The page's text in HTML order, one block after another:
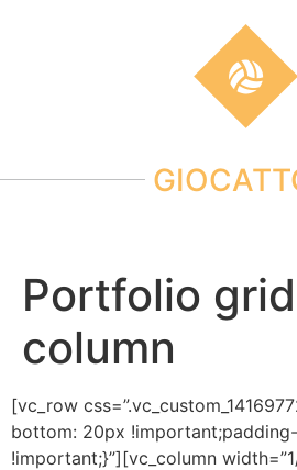
Portfolio
column
[vc_row
bottom: 20px
!important;}”][vc_column